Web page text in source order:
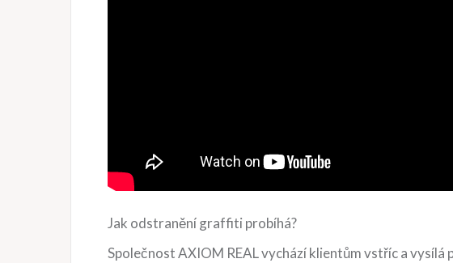
Jak odstranění graffiti probíhá?
Společnost AXIOM REAL vychází klientům vstříc a